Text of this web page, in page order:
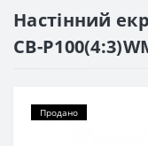
Настінний
CB-
Продано